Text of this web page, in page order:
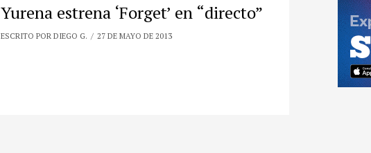
Yurena estrena ‘Forget’ en “directo”
ESCRITO POR DIEGO G. 27 DE MAYO DE 2013